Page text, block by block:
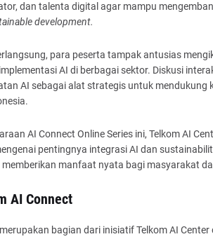
dan talenta digital agar mampu
development.
para peserta tampak antusias
AI di berbagai sektor. Diskusi
AI sebagai alat strategis untuk
AI Connect Online Series ini, Telkom AI
pentingnya integrasi AI dan
manfaat nyata bagi masyarakat
AI Connect
bagian dari inisiatif Telkom AI